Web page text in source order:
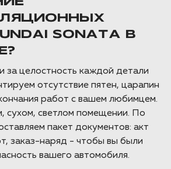
SONATA В
за целостность каждой детали
отсутствие пятен, царапин
работ с вашем любимцем.
сухом, светлом помещении. По
пакет документов: акт
заказ-наряд - чтобы вы были
вашего автомобиля.